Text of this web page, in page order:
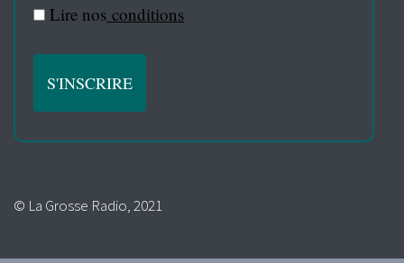
Lire nos conditions
© La Grosse Radio, 2021